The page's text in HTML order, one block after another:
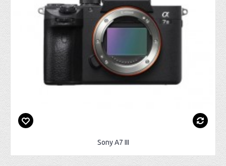
Sony A7 III